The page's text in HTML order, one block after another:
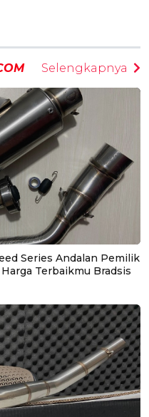
Selengkapnya
Series Andalan Pemilik
Terbaikmu Bradsis